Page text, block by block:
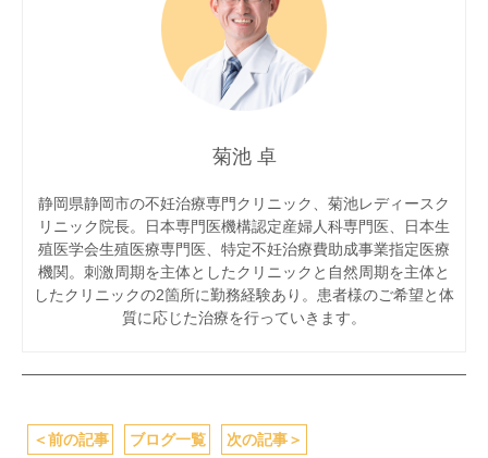
菊池 卓
静岡県静岡市の不妊治療専門クリニック、菊池レディースク
リニック院長。日本専門医機構認定産婦人科専門医、日本生
殖医学会生殖医療専門医、特定不妊治療費助成事業指定医療
機関。刺激周期を主体としたクリニックと自然周期を主体と
したクリニックの2箇所に勤務経験あり。患者様のご希望と体
質に応じた治療を行っていきます。
＜前の記事 ブログ一覧 次の記事＞